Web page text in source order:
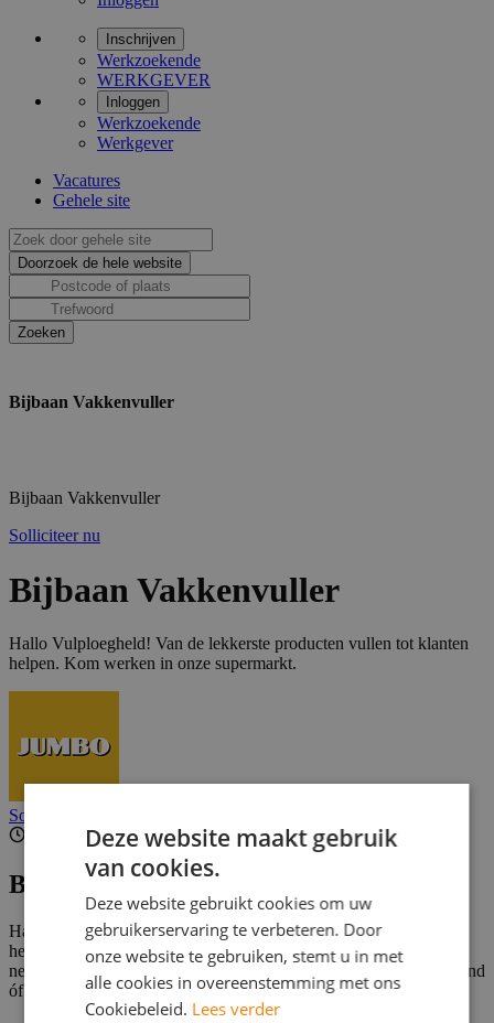
Inschrijven
Werkzoekende
WERKGEVER
Inloggen
Werkzoekende
Werkgever
Vacatures
Gehele site
Bijbaan Vakkenvuller
Bijbaan Vakkenvuller
Solliciteer nu
Bijbaan Vakkenvuller
Hallo Vulploegheld! Van de lekkerste producten vullen tot klanten
helpen. Kom werken in onze supermarkt.
Solliciteer nu
1 - 10 uur per week
Beschrijving
Hallo Vulploegheld! Van de lekkerste producten vullen tot klanten
helpen. Samen met jouw team zorgen jullie voor volle schappen,
nette paden én blije gezichten in Venray. En dat gewoon in de avond
óf in het weekend. Past perfect in jouw planning, toch?
Deze website maakt gebruik
van cookies.
Deze website gebruikt cookies om uw
gebruikerservaring te verbeteren. Door
onze website te gebruiken, stemt u in met
alle cookies in overeenstemming met ons
Cookiebeleid. Lees verder